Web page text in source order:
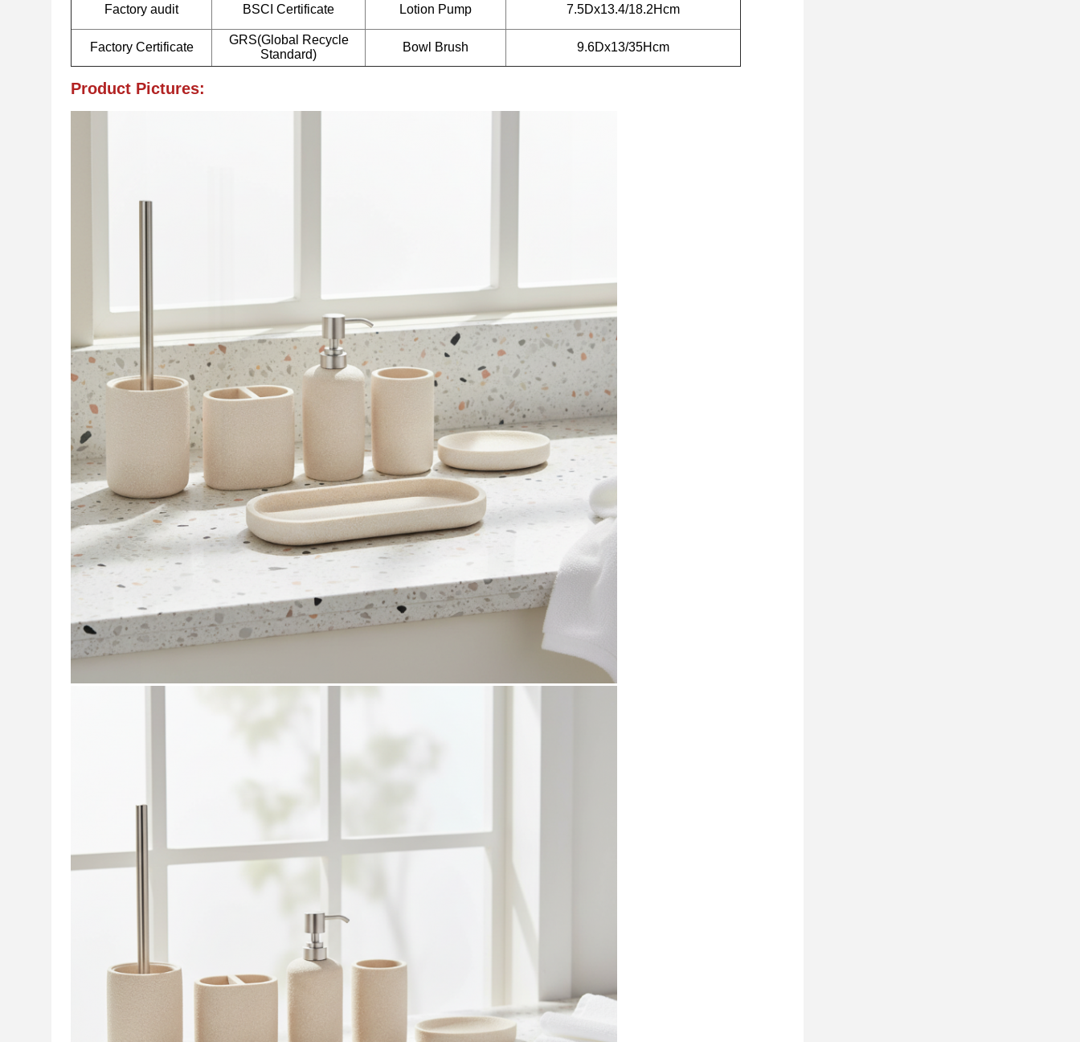
Factory audit BSCI Certificate Lotion Pump 7.5Dx13.4/18.2Hcm
Factory Certificate
GRS(Global Recycle
Standard)
Bowl Brush 9.6Dx13/35Hcm
Product Pictures: